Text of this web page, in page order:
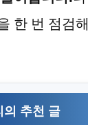
한 번 점검
의 추천 글